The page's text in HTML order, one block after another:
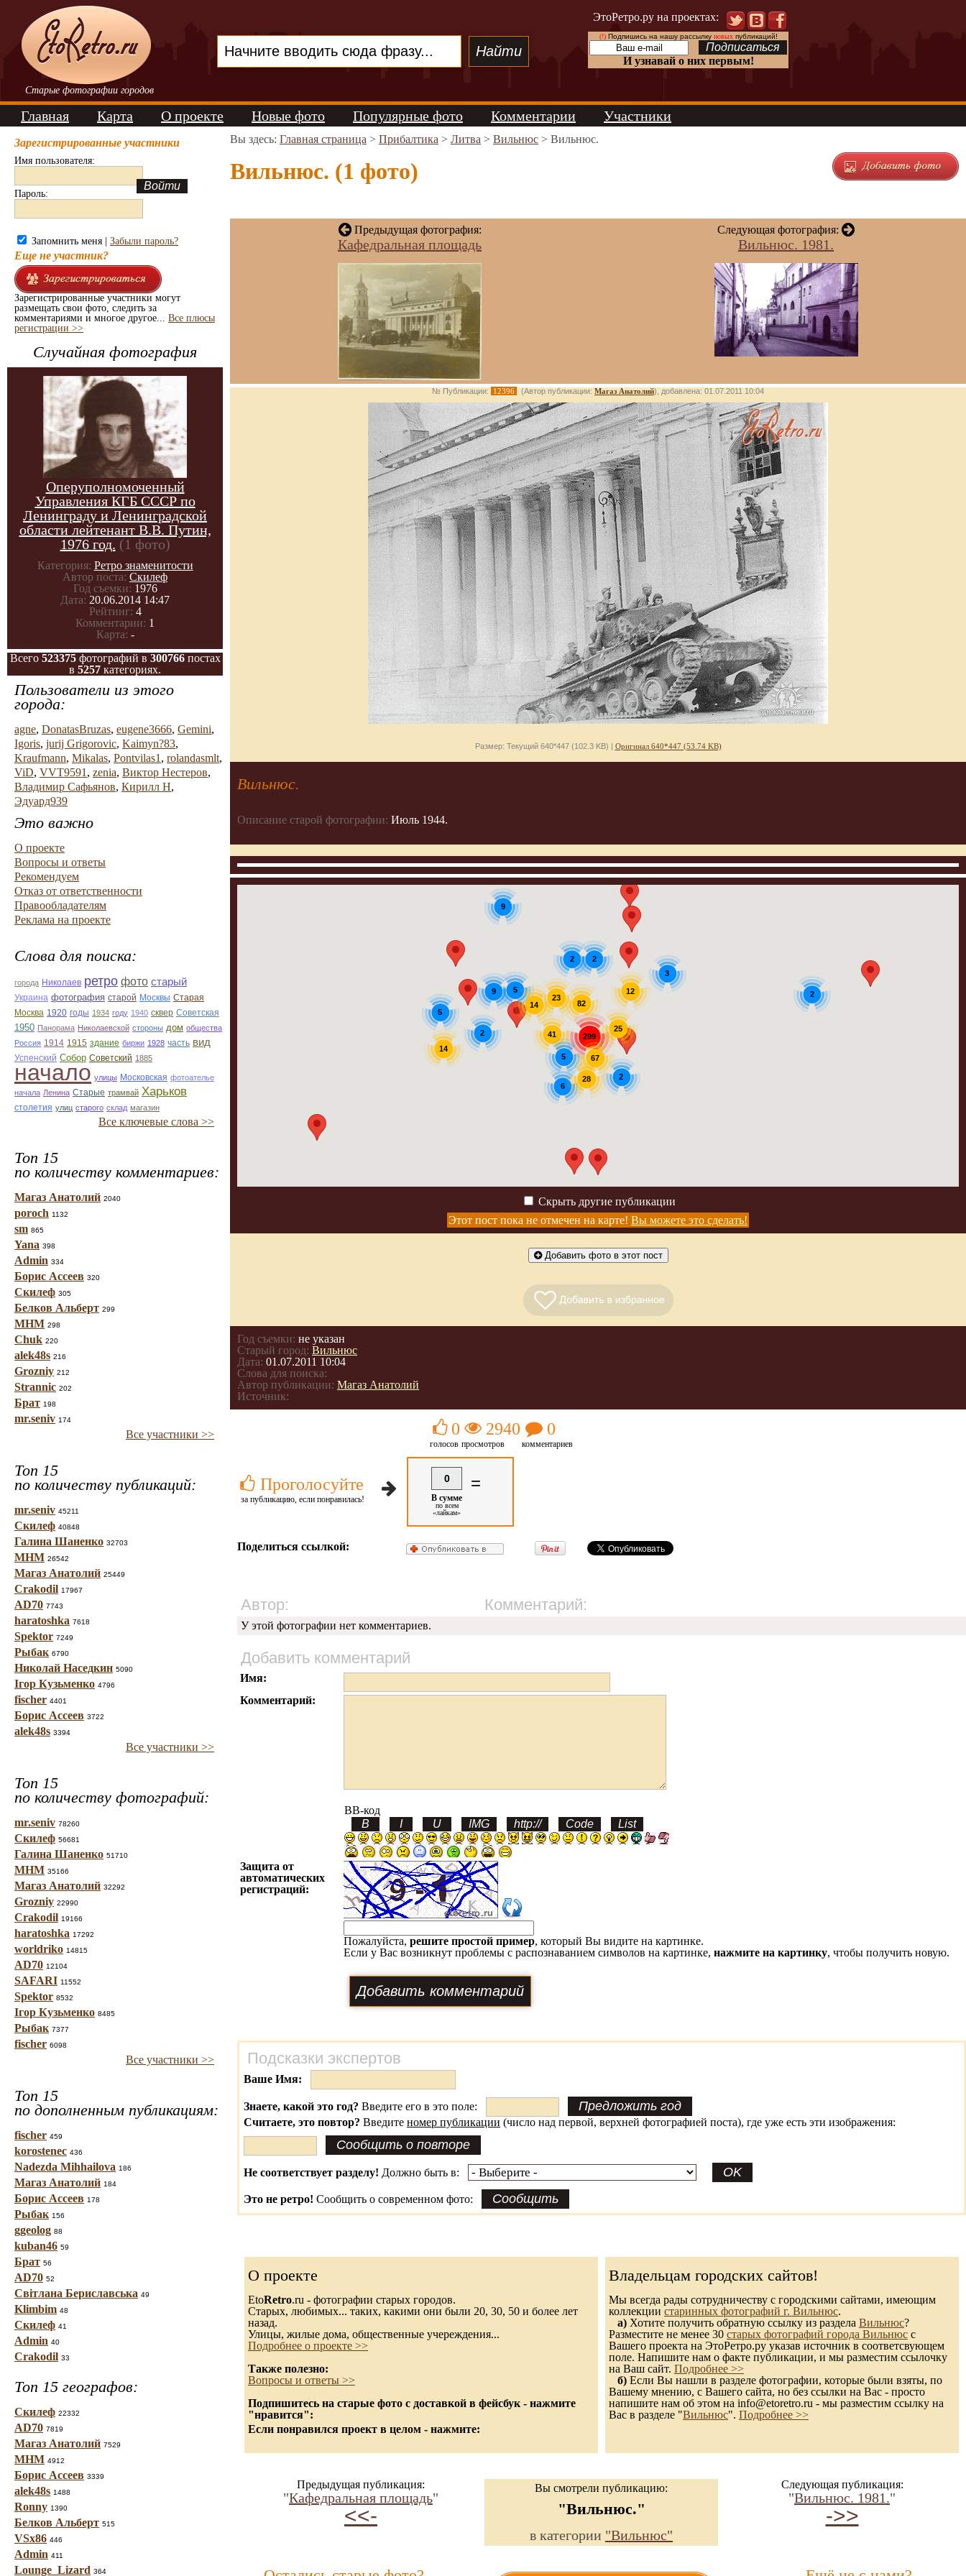
Старые фотографии городов
ЭтоРетро.ру на проектах:
(!)Подпишись на нашу рассылку новыхпубликаций!
И узнавай о них первым!
Главная Карта О проекте Новые фото Популярные фото Комментарии Участники
Зарегистрированные участники
Имя пользователя:
Пароль:
Запомнить меня | Забыли пароль?
Еще не участник?
Зарегистрированные участники могут
размещать свои фото, следить за
комментариями и многое другое... Все плюсы
регистрации >>
Случайная фотография
Оперуполномоченный
Управления КГБ СССР по
Ленинграду и Ленинградской
области лейтенант В.В. Путин,
1976 год. (1 фото)
Категория: Ретро знаменитости
Автор поста: Скилеф
Год съемки: 1976
Дата: 20.06.2014 14:47
Рейтинг: 4
Комментарии: 1
Карта: -
Всего 523375фотографий в 300766постах
в 5257 категориях.
Пользователи из этого
города:
agne, DonatasBruzas, eugene3666, Gemini,
Igoris, jurij Grigorovic, Kaimyn?83,
Kraufmann, Mikalas, Pontvilas1 , rolandasmlt,
ViD, VVT9591 , zenia, Виктор Нестеров,
Владимир Сафьянов, Кирилл Н,
Эдуард939
Это важно
О проекте
Вопросы и ответы
Рекомендуем
Отказ от ответственности
Правообладателям
Реклама на проекте
Слова для поиска:
города Николаев ретро фото старый
Украина фотография старой Москвы Старая
Москва 1920 годы 1934 году 1940 сквер Советская
1950 Панорама Николаевской стороны дом общества
Россия 1914 1915 здание биржи 1928 часть вид
Успенский Собор Советский 1885
начало улицы Московская фотоателье
начала Ленина Старые трамвай Харьков
столетия улиц старого склад магазин
Все ключевые слова >>
Топ 15
по количеству комментариев:
Магаз Анатолий 2040
poroch 1132
sm 865
Yana 398
Admin 334
Борис Ассеев 320
Скилеф 305
Белков Альберт 299
МНМ 298
Chuk 220
alek48s 216
Grozniy 212
Strannic 202
Брат 198
mr.seniv 174
Все участники >>
Топ 15
по количеству публикаций:
mr.seniv 45211
Скилеф 40848
Галина Шаненко 32703
МНМ 26542
Магаз Анатолий 25449
Crakodil 17967
AD70 7743
haratoshka 7618
Spektor 7249
Рыбак 6790
Николай Наседкин 5090
Ігор Кузьменко 4796
fischer 4401
Борис Ассеев 3722
alek48s 3394
Все участники >>
Топ 15
по количеству фотографий:
mr.seniv 78260
Скилеф 56681
Галина Шаненко 51710
МНМ 35166
Магаз Анатолий 32292
Grozniy 22990
Crakodil 19166
haratoshka 17292
worldriko 14815
AD70 12104
SAFARI 11552
Spektor 8532
Ігор Кузьменко 8485
Рыбак 7377
fischer 6098
Все участники >>
Топ 15
по дополненным публикациям:
fischer 459
korostenec 436
Nadezda Mihhailova 186
Магаз Анатолий 184
Борис Ассеев 178
Рыбак 156
ggeolog 88
kuban46 59
Брат 56
AD70 52
Світлана Бериславська 49
Klimbim 48
Скилеф 41
Admin 40
Crakodil 33
Топ 15 географов:
Скилеф 22332
AD70 7819
Магаз Анатолий 7529
МНМ 4912
Борис Ассеев 3339
alek48s 1488
Ronny 1390
Белков Альберт 515
VSx86 446
Admin 411
Lounge_Lizard 364
Вы здесь: Главная страница > Прибалтика > Литва > Вильнюс > Вильнюс.
Вильнюс. (1 фото)
Предыдущая фотография:
Кафедральная площадь
Следующая фотография:
Вильнюс. 1981.
№ Публикации: 12396 (Автор публикации: Магаз Анатолий), добавлена: 01.07.2011 10:04
Размер: Текущий 640*447 (102.3 KB) | Оригинал 640*447 (53.74 KB)
Вильнюс.
Описание старой фотографии: Июль 1944.
299
23
82
5
6
28
5
12
41
5
2
14
25
9
2
9
67
3
14
2
2
2
Скрыть другие публикации
Этот пост пока не отмечен на карте! Вы можете это сделать!
Добавить фото в этот пост
Год съемки: не указан
Старый город: Вильнюс
Дата: 01.07.2011 10:04
Слова для поиска:
Автор публикации: Магаз Анатолий
Источник:
Проголосуйте
за публикацию, если понравилась!
0
голосов
2940
просмотров
0
комментариев
0
В сумме
по всем
«лайкам»
=
Поделиться ссылкой:
Автор: Комментарий:
У этой фотографии нет комментариев.
Добавить комментарий
Имя:
Комментарий:
BB-код
Защита от
автоматических
регистраций:
Пожалуйста, решите простой пример, который Вы видите на картинке.
Если у Вас возникнут проблемы с распознаванием символов на картинке, нажмите на картинку, чтобы получить новую.
Подсказки экспертов
Ваше Имя:
Знаете, какой это год? Введите его в это поле:
Считаете, это повтор? Введите номер публикации (число над первой, верхней фотографией поста), где уже есть эти изображения:
Не соответствует разделу! Должно быть в:
Это не ретро! Сообщить о современном фото:
О проекте
EtoRetro.ru - фотографии старых городов.
Старых, любимых... таких, какими они были 20, 30, 50 и более лет
назад.
Улицы, жилые дома, общественные учереждения...
Подробнее о проекте >>
Также полезно:
Вопросы и ответы >>
Подпишитесь на старые фото с доставкой в фейсбук - нажмите
"нравится":
Если понравился проект в целом - нажмите:
Владельцам городских сайтов!
Мы всегда рады сотрудничеству с городскими сайтами, имеющим
коллекции старинных фотографий г. Вильнюс.
а) Хотите получить обратную ссылку из раздела Вильнюс?
Разместите не менее 30 старых фотографий города Вильнюс с
Вашего проекта на ЭтоРетро.ру указав источник в соответсвующем
поле. Напишите нам о факте публикации, и мы разместим ссылочку
на Ваш сайт. Подробнее >>
б) Если Вы нашли в разделе фотографии, которые были взяты, по
Вашему мнению, с Вашего сайта, но без ссылки на Вас - просто
напишите нам об этом на info@etoretro.ru - мы разместим ссылку на
Вас в разделе "Вильнюс". Подробнее >>
Предыдущая публикация:
"Кафедральная площадь"
<<-
Вы смотрели публикацию:
"Вильнюс."
в категории "Вильнюс"
Следующая публикация:
"Вильнюс. 1981."
->>